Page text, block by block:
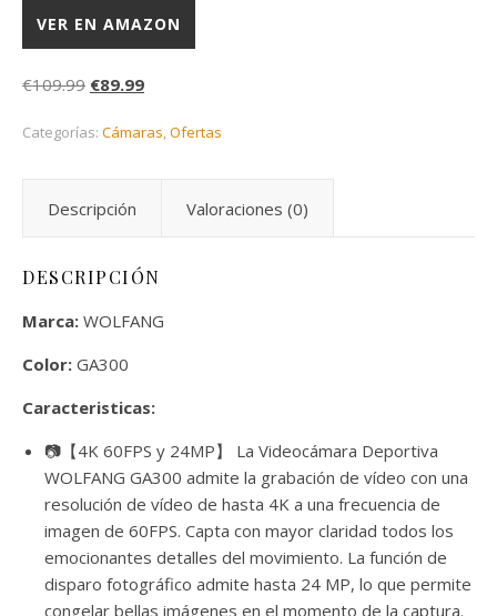
VER EN AMAZON
€109.99 El precio original era: €109.99.
€89.99El precio actual es: €89.99.
Categorías: Cámaras,Ofertas
Descripción Valoraciones (0)
DESCRIPCIÓN
Marca: WOLFANG
Color: GA300
Caracteristicas:
📷【4K 60FPS y 24MP】 La Videocámara Deportiva
WOLFANG GA300 admite la grabación de vídeo con una
resolución de vídeo de hasta 4K a una frecuencia de
imagen de 60FPS. Capta con mayor claridad todos los
emocionantes detalles del movimiento. La función de
disparo fotográfico admite hasta 24 MP, lo que permite
congelar bellas imágenes en el momento de la captura.